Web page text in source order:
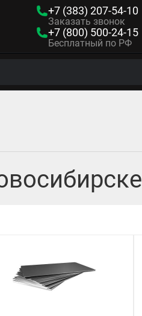
+7 (383) 207-54-10
Заказать звонок
+7 (800) 500-24-15
Бесплатный по РФ